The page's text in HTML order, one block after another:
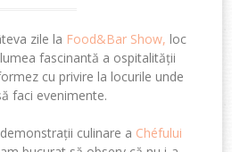
zile la Food&Bar Show, loc
fascinantă a ospitalității
cu privire la locurile unde
faci evenimente.
culinare a Chéfului